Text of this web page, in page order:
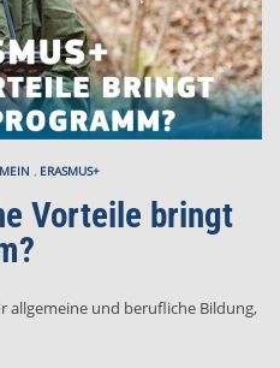
, ERASMUS+
Vorteile bringt
allgemeine und berufliche Bildung,